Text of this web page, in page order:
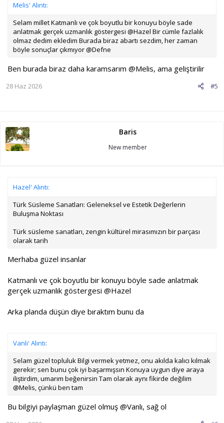
Melis' Alıntı:
Selam millet Katmanlı ve çok boyutlu bir konuyu böyle sade
anlatmak gerçek uzmanlık göstergesi @Hazel Bir cümle fazlalık
olmaz dedim ekledim Burada biraz abartı sezdim, her zaman
böyle sonuçlar çıkmıyor @Defne
Ben burada biraz daha karamsarım @Melis, ama geliştirilir
#5
28 Haz 2026
Baris
New member
Hazel' Alıntı:
Türk Süsleme Sanatları: Geleneksel ve Estetik Değerlerin
Buluşma Noktası
Türk süsleme sanatları, zengin kültürel mirasımızın bir parçası
olarak tarih
Merhaba güzel insanlar
Katmanlı ve çok boyutlu bir konuyu böyle sade anlatmak
gerçek uzmanlık göstergesi @Hazel
Arka planda düşün diye bıraktım bunu da
Vanlı' Alıntı:
Selam güzel topluluk Bilgi vermek yetmez, onu akılda kalıcı kılmak
gerekir; sen bunu çok iyi başarmışsın Konuya uygun diye araya
iliştirdim, umarım beğenirsin Tam olarak aynı fikirde değilim
@Melis, çünkü ben tam
Bu bilgiyi paylaşman güzel olmuş @Vanlı, sağ ol